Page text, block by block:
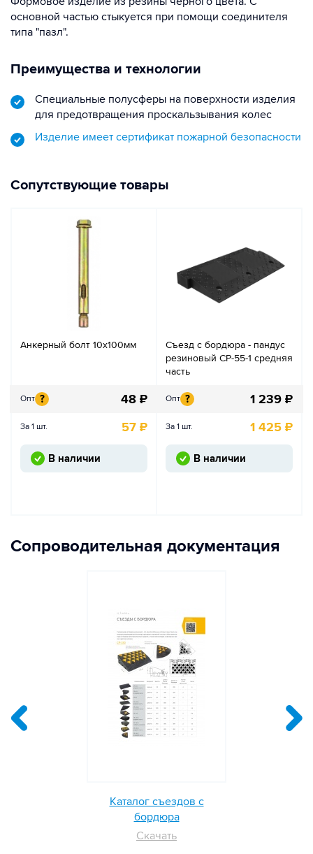
основной частью стыкуется при помощи соединителя
типа "пазл".
Преимущества и технологии
Специальные полусферы на поверхности изделия
для предотвращения проскальзывания колес
Изделие имеет сертификат пожарной безопасности
Сопутствующие товары
Анкерный болт 10х100мм
Опт ? 48 ₽
За 1 шт. 57 ₽
В наличии
Съезд с бордюра - пандус
резиновый СР-55-1 средняя
часть
Опт ? 1 239 ₽
За 1 шт. 1 425 ₽
В наличии
Сопроводительная документация
Каталог съездов с
бордюра
Скачать